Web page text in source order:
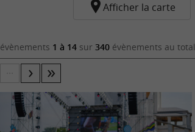
Afficher la carte
évènements 1 à 14 sur 340 évènements au total